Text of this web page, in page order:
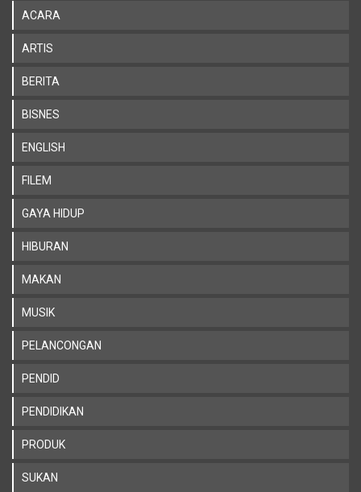
ACARA
ARTIS
BERITA
BISNES
ENGLISH
FILEM
GAYA HIDUP
HIBURAN
MAKAN
MUSIK
PELANCONGAN
PENDID
PENDIDIKAN
PRODUK
SUKAN